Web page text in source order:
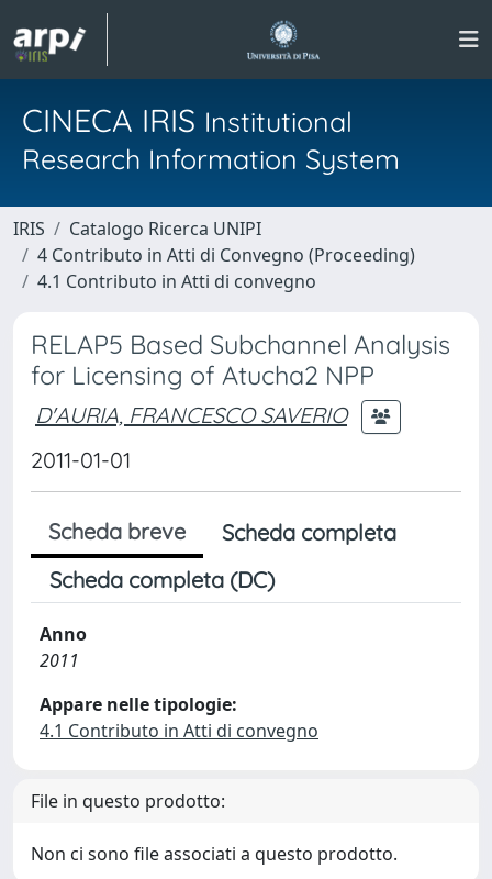
CINECA IRIS Institutional
Research Information System
IRIS
Catalogo Ricerca UNIPI
4 Contributo in Atti di Convegno (Proceeding)
4.1 Contributo in Atti di convegno
RELAP5 Based Subchannel Analysis
for Licensing of Atucha2 NPP
D'AURIA, FRANCESCO SAVERIO
2011-01-01
Scheda breve
Scheda completa
Scheda completa (DC)
Anno
2011
Appare nelle tipologie:
4.1 Contributo in Atti di convegno
File in questo prodotto:
Non ci sono file associati a questo prodotto.